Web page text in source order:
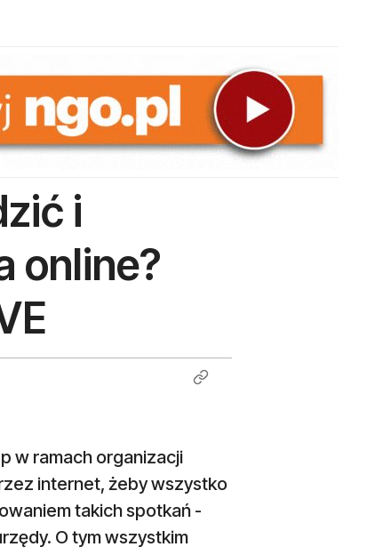
i
online?
w ramach organizacji
internet, żeby wszystko
takich spotkań -
O tym wszystkim